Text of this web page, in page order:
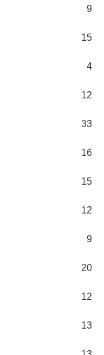
9
15
4
12
33
16
15
12
9
20
12
13